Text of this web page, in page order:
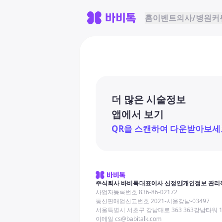
홈이벤트의사/병원커
더 많은 시술정보
앱에서 보기
QR을 스캔하여 다운받아보세
주식회사 바비톡대표이사 신정인개인정보 관리
사업자등록번호 836-86-02172
통신판매업신고번호 2021-서울강남-03497
서울특별시 서초구 강남대로 363 363강남타워
이메일 cs@babitalk.com